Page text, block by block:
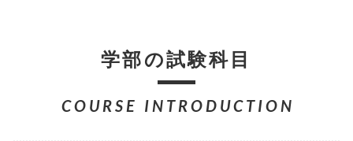
学部の試験科目
COURSE INTRODUCTION